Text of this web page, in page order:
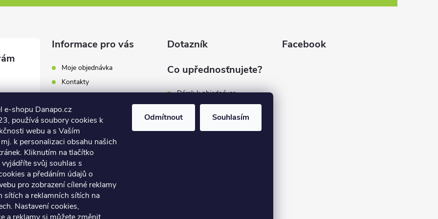
e-shopu Danapo.cz
používá soubory cookies k
webu a s Vaším
k personalizaci obsahu našich
Kliknutím na tlačítko
vyjádříte svůj souhlas s
a předáním údajů o
pro zobrazení cílené reklamy
sítích a reklamních sítích na
Nastavení cookies,
Odmítnout Souhlasím
446
446
Informace pro vás
Moje objednávka
Kontakty
Hodnocení obchodu
Obchodní podmínky
Reklamace a výměna zboží
Podmínky ochrany osobních
údajů
Soubory cookies
Napište nám
Jak nakupovat? / How to
shop?
Dotazník
Co upřednosťnujete?
Dárek k objednávce
Dopravu zdarma
Facebook